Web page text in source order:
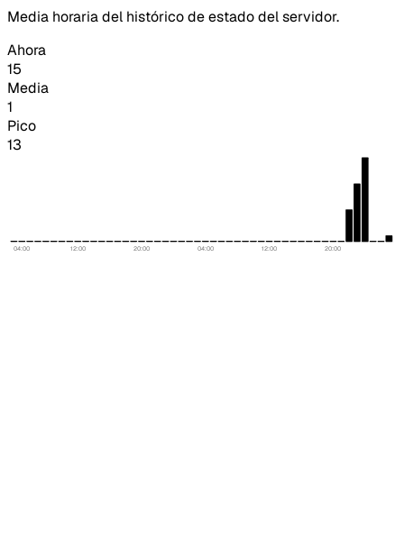
Media horaria del histórico de estado del servidor.
Ahora
15
Media
1
Pico
13
04:00 12:00 20:00 04:00 12:00 20:00